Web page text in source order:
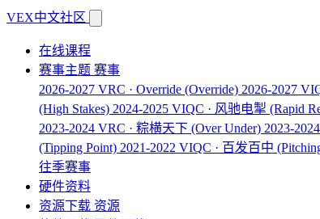
VEX中文社区
在线课程
赛事主题 赛事
2026-2027 VRC · Override (Override) 2026-2027
(High Stakes) 2024-2025 VIQC · 风驰电掣 (Rapid
2023-2024 VRC · 粽横天下 (Over Under) 2023-
(Tipping Point) 2021-2022 VIQC · 百发百中
往季赛事
硬件资料
资源下载 资源